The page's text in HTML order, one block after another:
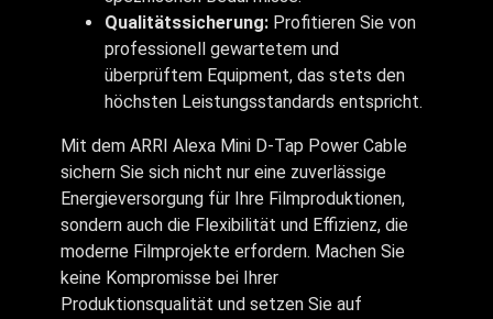
Qualitätssicherung: Profitieren Sie von
professionell gewartetem und
überprüftem Equipment, das stets den
höchsten Leistungsstandards entspricht.
Mit dem ARRI Alexa Mini D-Tap Power Cable
sichern Sie sich nicht nur eine zuverlässige
Energieversorgung für Ihre Filmproduktionen,
sondern auch die Flexibilität und Effizienz, die
moderne Filmprojekte erfordern. Machen Sie
keine Kompromisse bei Ihrer
Produktionsqualität und setzen Sie auf